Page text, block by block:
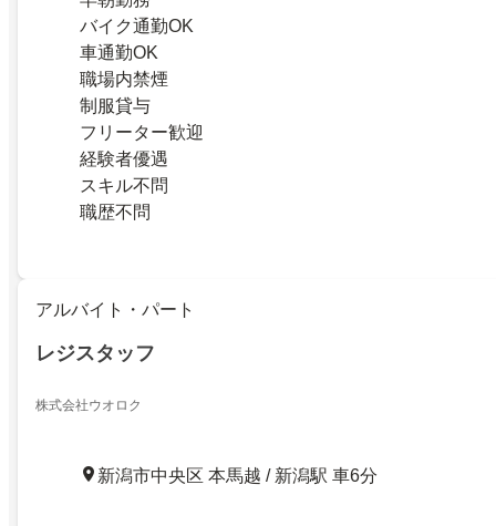
バイク通勤OK
車通勤OK
職場内禁煙
制服貸与
フリーター歓迎
経験者優遇
スキル不問
職歴不問
アルバイト・パート
レジスタッフ
株式会社ウオロク
新潟市中央区 本馬越 / 新潟駅 車6分